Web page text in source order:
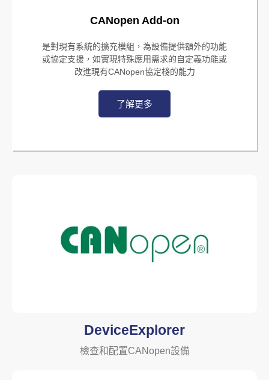
CANopen Add-on
是對現有系統的擴充模組，為設備提供額外的功能
或協定支援，如實現特殊應用需求的自定義功能或
改進現有CANopen協定棧的能力
了解更多
DeviceExplorer
檢查和配置CANopen設備